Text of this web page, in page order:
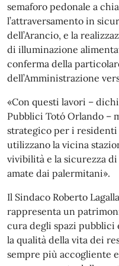
semaforo pedonale a
l’attraversamento in
dell’Arancio, e la
di illuminazione
conferma della
dell’Amministrazione
«Con questi lavori –
Pubblici Totó Orlando –
strategico per i
utilizzano la vicina
vivibilità e la sicurezza
amate dai palermitani».
Il Sindaco Roberto
rappresenta un
cura degli spazi pubblici
la qualità della vita dei
sempre più accogliente